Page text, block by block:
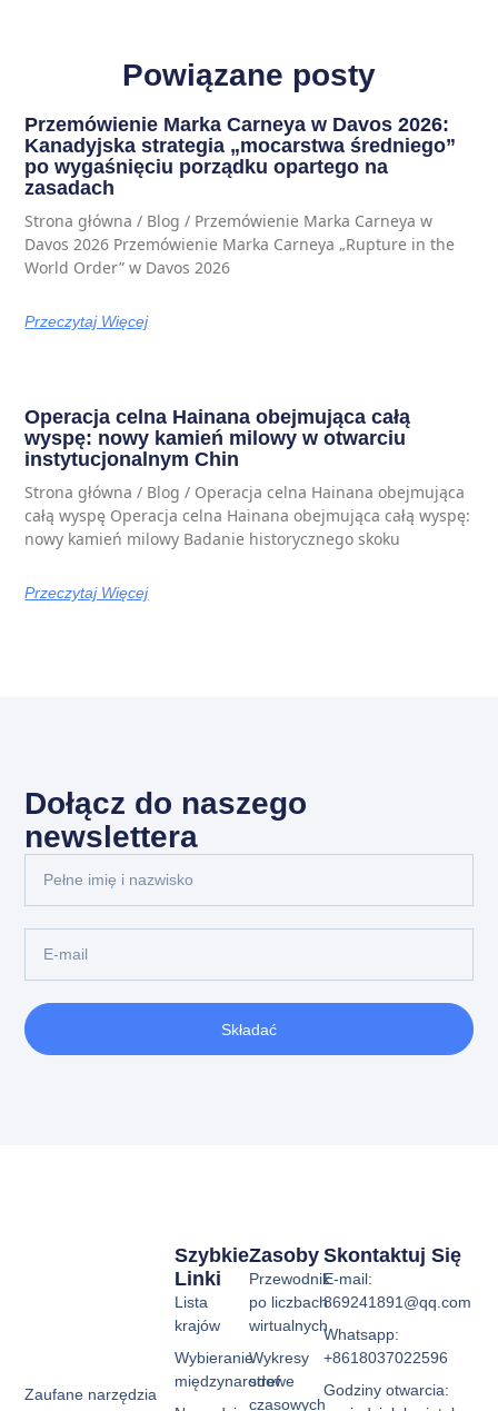
Powiązane posty
Przemówienie Marka Carneya w Davos 2026:
Kanadyjska strategia „mocarstwa średniego”
po wygaśnięciu porządku opartego na
zasadach
Strona główna / Blog / Przemówienie Marka Carneya w
Davos 2026 Przemówienie Marka Carneya „Rupture in the
World Order” w Davos 2026
Przeczytaj Więcej
Operacja celna Hainana obejmująca całą
wyspę: nowy kamień milowy w otwarciu
instytucjonalnym Chin
Strona główna / Blog / Operacja celna Hainana obejmująca
całą wyspę Operacja celna Hainana obejmująca całą wyspę:
nowy kamień milowy Badanie historycznego skoku
Przeczytaj Więcej
Dołącz do naszego
newslettera
Składać
Zaufane narzędzia
Zasoby
Przewodnik
po liczbach
wirtualnych
Wykresy
stref
czasowych
Szybkie
Linki
Lista
krajów
Wybieranie
międzynarodowe
Skontaktuj Się
E-mail:
869241891@qq.com
Whatsapp:
+8618037022596
Godziny otwarcia: